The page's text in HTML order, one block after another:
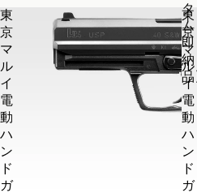
タ
ム
即
納
品
東
京
マ
ル
イ
電
動
ハ
ン
ド
ガ
東
京
マ
ル
イ
電
動
ハ
ン
ド
ガ